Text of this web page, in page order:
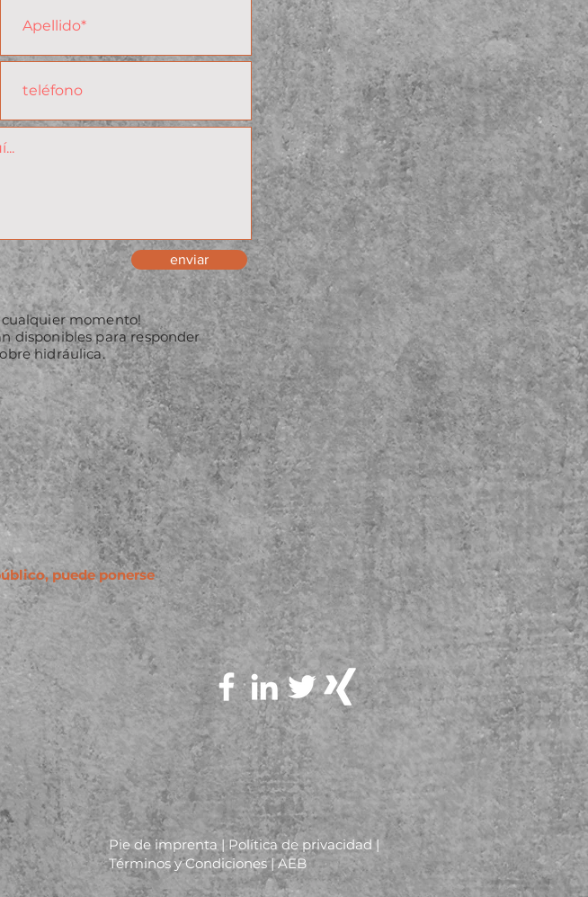
enviar
cualquier momento!
disponibles para responder
hidráulica.
puede ponerse
Pie de imprenta | Política de privacidad |
Términos y Condiciones|AEB